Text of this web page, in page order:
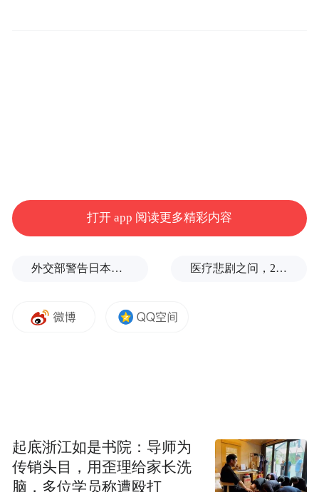
打开 app 阅读更多精彩内容
外交部警告日本：不要再次走向历史的被告席 医疗悲剧之问，2岁半患儿身亡，医生获刑1年
起底浙江如是书院：导师为
传销头目，用歪理给家长洗
脑，多位学员称遭殴打